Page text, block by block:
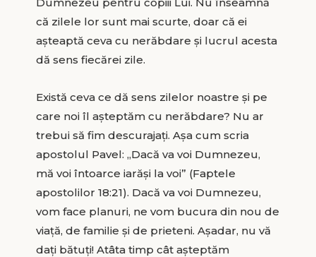
că zilele lor sunt mai scurte, doar că ei
așteaptă ceva cu nerăbdare și lucrul acesta
dă sens fiecărei zile.
Există ceva ce dă sens zilelor noastre și pe
care noi îl așteptăm cu nerăbdare? Nu ar
trebui să fim descurajați. Așa cum scria
apostolul Pavel: „Dacă va voi Dumnezeu,
mă voi întoarce iarăşi la voi” (Faptele
apostolilor 18:21). Dacă va voi Dumnezeu,
vom face planuri, ne vom bucura din nou de
viață, de familie și de prieteni. Așadar, nu vă
dați bătuți! Atâta timp cât așteptăm